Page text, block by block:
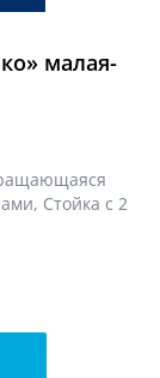
малая-
, Стойка с 2